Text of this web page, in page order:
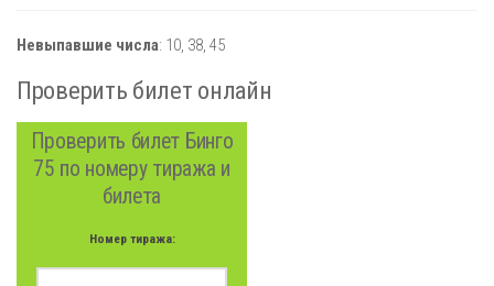
Невыпавшие числа: 10, 38, 45
Проверить билет онлайн
Проверить билет Бинго
75 по номеру тиража и
билета
Номер тиража: